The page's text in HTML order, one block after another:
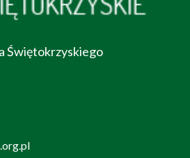
Świętokrzyskiego